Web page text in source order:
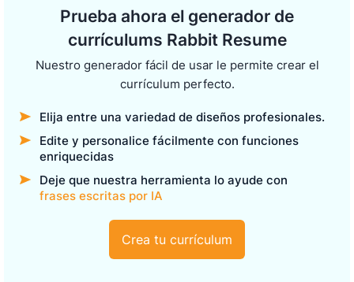
Prueba ahora el generador de
currículums Rabbit Resume
Nuestro generador fácil de usar le permite crear el
currículum perfecto.
Elija entre una variedad de diseños profesionales.
Edite y personalice fácilmente con funciones
enriquecidas
Deje que nuestra herramienta lo ayude con
frases escritas por IA
Crea tu currículum